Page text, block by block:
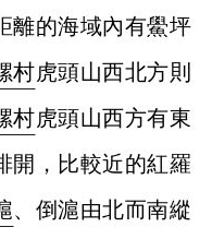
離的海域內有鱟坪
村虎頭山西北方則
村虎頭山西方有東
開，比較近的紅羅
、倒滬由北而南縱